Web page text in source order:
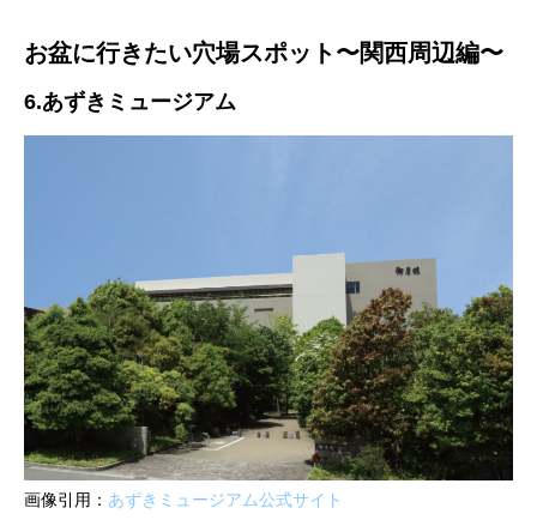
お盆に行きたい穴場スポット〜関西周辺編〜
6.あずきミュージアム
画像引用： あずきミュージアム公式サイト